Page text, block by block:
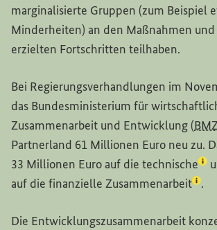
marginalisierte Gruppen (zum Beispiel
Minderheiten) an den Maßnahmen und
erzielten Fortschritten teilhaben.
Bei Regierungsverhandlungen im
das Bundesministerium für
Zusammenarbeit und Entwicklung (
Partnerland 61 Millionen Euro neu zu.
33 Millionen Euro auf die technische
auf die finanzielle Zusammenarbeit .
Die Entwicklungszusammenarbeit